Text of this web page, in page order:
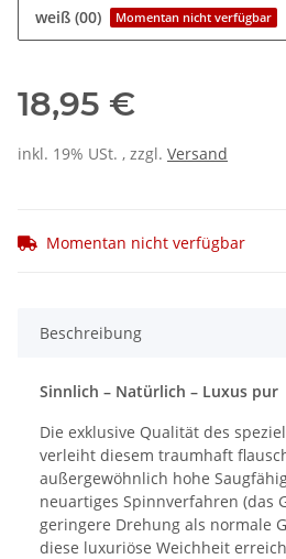
weiß (00) Momentan nicht verfügbar
18,95 €
inkl. 19% USt. , zzgl. Versand
Momentan nicht verfügbar
Beschreibung
Sinnlich – Natürlich – Luxus pur
Die exklusive Qualität des
verleiht diesem traumhaft
außergewöhnlich hohe
neuartiges Spinnverfahren (das
geringere Drehung als normale
diese luxuriöse Weichheit